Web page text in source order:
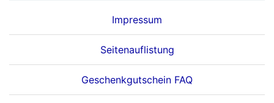
Impressum
Seitenauflistung
Geschenkgutschein FAQ